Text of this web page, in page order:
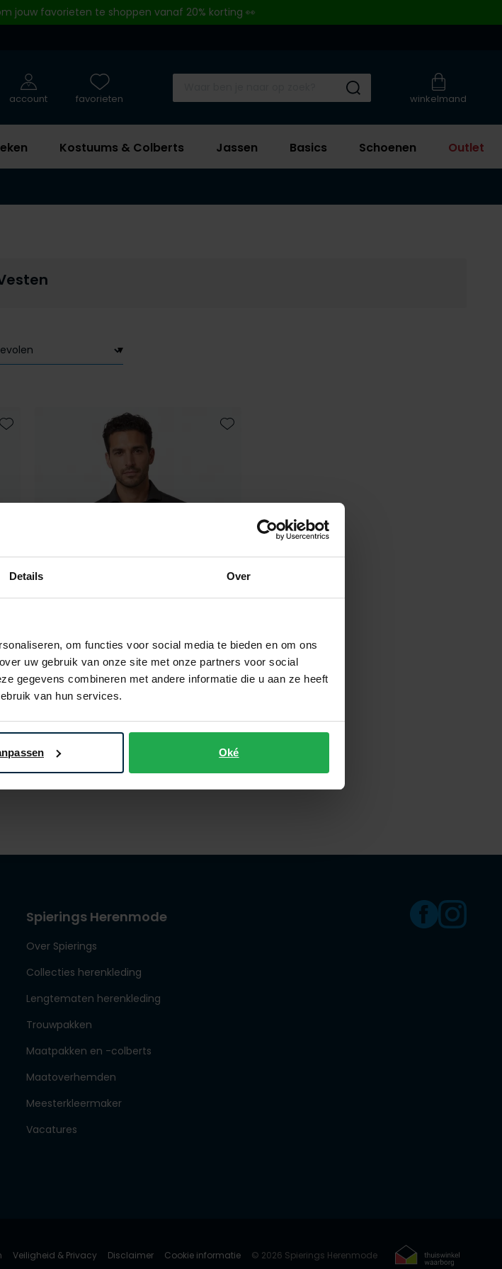
Details Over
om functies voor social media te bieden en om ons
uw gebruik van onze site met onze partners voor social
gegevens combineren met andere informatie die u aan ze heeft
van hun services.
Oké
jouw favorieten te shoppen vanaf 20% korting 👀
winkelmand
Submit search
Kostuums & Colberts Jassen Basics Schoenen Outlet
account favorieten
Toevoegen aan favorieten
John Miller
€ 149,95
Spierings Herenmode
Over Spierings
Collecties herenkleding
Lengtematen herenkleding
Trouwpakken
Maatpakken en -colberts
Maatoverhemden
Meesterkleermaker
Vacatures
Veiligheid & Privacy Disclaimer Cookie informatie © 2026 Spierings Herenmode